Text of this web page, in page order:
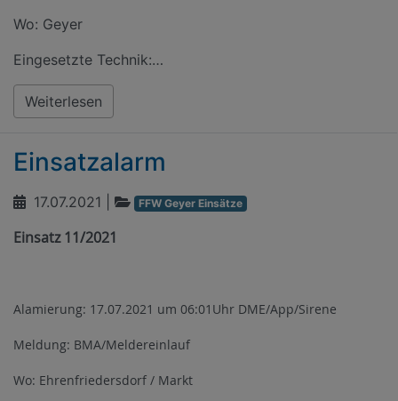
Wo: Geyer
Eingesetzte Technik:…
Weiterlesen
Einsatzalarm
17.07.2021 FFW Geyer Einsätze
Einsatz 11/2021
Alamierung: 17.07.2021 um 06:01Uhr DME/App/Sirene
Meldung: BMA/Meldereinlauf
Wo: Ehrenfriedersdorf / Markt